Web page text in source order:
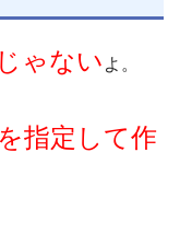
ゃない よ。
指定して作